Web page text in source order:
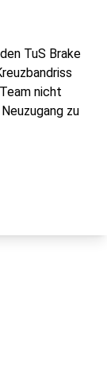
TuS Brake
nicht
zu